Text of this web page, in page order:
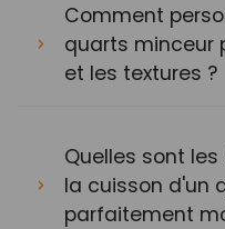
Comment
quarts minceur
et les textures ?
Quelles sont
la cuisson d'un
parfaitement